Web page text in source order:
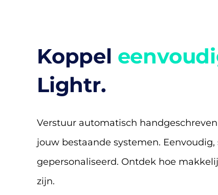
Koppel
Lightr.
Verstuur automatisch
jouw bestaande systemen. Eenvoudig,
gepersonaliseerd. Ontdek hoe
zijn.